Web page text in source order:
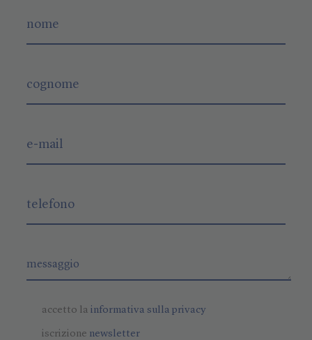
accetto lainformativa sulla privacy
iscrizione newsletter